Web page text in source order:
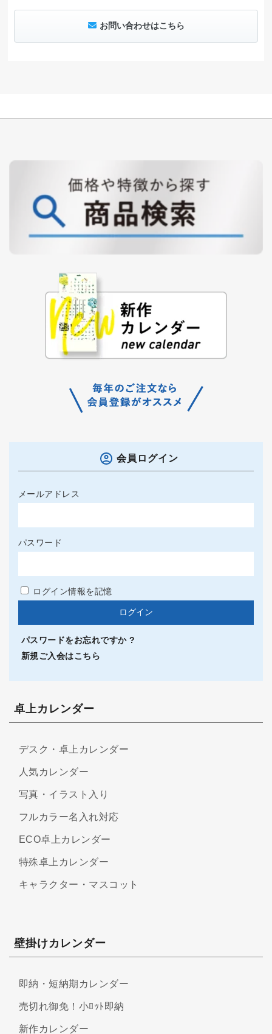
お問い合わせはこちら
会員ログイン
メールアドレス
パスワード
ログイン情報を記憶
パスワードをお忘れですか ?
新規ご入会はこちら
卓上カレンダー
デスク・卓上カレンダー
人気カレンダー
写真・イラスト入り
フルカラー名入れ対応
ECO卓上カレンダー
特殊卓上カレンダー
キャラクター・マスコット
壁掛けカレンダー
即納・短納期カレンダー
売切れ御免！小ﾛｯﾄ即納
新作カレンダー